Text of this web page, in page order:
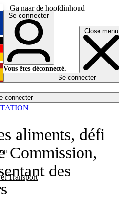
Ga naar de hoofdinhoud
Close menu
connecter
Transport
English
Deutsch
Español
Se connecter
Vous êtes déconnecté.
Se connecter
aliments, défi
Commission,
des